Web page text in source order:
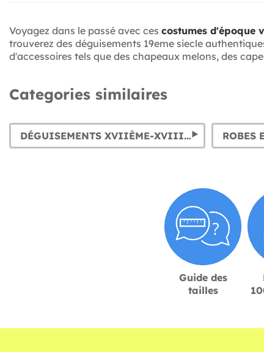
Voyagez dans le passé avec ces costumes d'époque
trouverez des déguisements 19eme siecle
d'accessoires tels que des chapeaux melons, des
Categories similaires
DÉGUISEMENTS XVIIÈME-XVIIIÈME SIÈCLE: BAROQUE & RÉVOLUTION FRANÇAISE
Guide des
tailles